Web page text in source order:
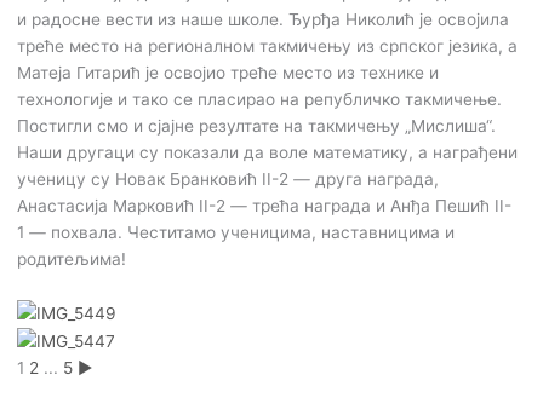
и радосне вести из наше школе. Ђурђа Николић је освојила
треће место на регионалном такмичењу из српског језика, а
Матеја Гитарић је освојио треће место из технике и
технологије и тако се пласирао на републичко такмичење.
Постигли смо и сјајне резултате на такмичењу „Мислиша“.
Наши другаци су показали да воле математику, а награђени
ученицу су Новак Бранковић II-2 — друга награда,
Анастасија Марковић II-2 — трећа награда и Анђа Пешић II-
1 — похвала. Честитамо ученицима, наставницима и
родитељима!
1 2 ... 5 ►